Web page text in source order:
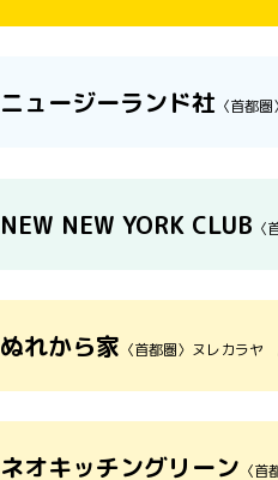
ニュージーランド社 〈首都
NEW NEW YORK CLUB
ぬれから家 〈首都圏〉ヌレカラ
ネオキッチングリーン 〈